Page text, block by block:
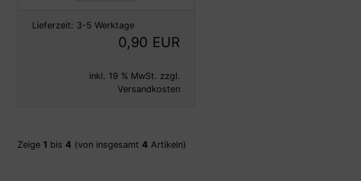
Lieferzeit: 3-5 Werktage
0,90 EUR
inkl. 19 % MwSt. zzgl.
Versandkosten
Zeige 1 bis 4 (von insgesamt 4 Artikeln)